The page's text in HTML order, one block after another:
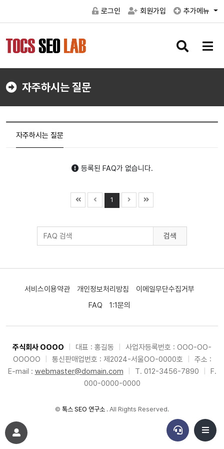
로그인 회원가입 추가메뉴
검
버
메
버
자주하시는 질문
자주하시는 질문
등록된 FAQ가 없습니다.
1
검색
서비스이용약관 개인정보처리방침
이메일무단수집거부
FAQ
1:1문의
주식회사 OOOO 대표 : 홍길동
사업자등록번호 : OOO-OO-
OOOOO
통신판매업번호 : 제2024-서울OO-0000호
주소 :
E-mail : webmaster@domain.com T. 012-3456-7890
F.
000-0000-0000
© 톡스 SEO 연구소 . All Rights Reserved.